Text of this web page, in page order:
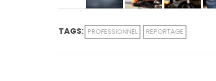
TAGS: PROFESSIONNEL REPORTAGE